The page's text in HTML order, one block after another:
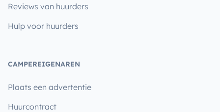
Reviews van huurders
Hulp voor huurders
CAMPEREIGENAREN
Plaats een advertentie
Huurcontract